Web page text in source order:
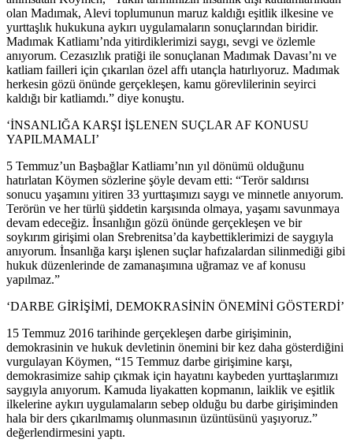
olan Madımak, Alevi toplumunun maruz kaldığı eşitlik ilkesine ve
yurttaşlık hukukuna aykırı uygulamaların sonuçlarından biridir.
Madımak Katliamı’nda yitirdiklerimizi saygı, sevgi ve özlemle
anıyorum. Cezasızlık pratiği ile sonuçlanan Madımak Davası’nı ve
katliam failleri için çıkarılan özel affı utançla hatırlıyoruz. Madımak
herkesin gözü önünde gerçekleşen, kamu görevlilerinin seyirci
kaldığı bir katliamdı.” diye konuştu.
‘İNSANLIĞA KARŞI İŞLENEN SUÇLAR AF KONUSU
YAPILMAMALI’
5 Temmuz’un Başbağlar Katliamı’nın yıl dönümü olduğunu
hatırlatan Köymen sözlerine şöyle devam etti: “Terör saldırısı
sonucu yaşamını yitiren 33 yurttaşımızı saygı ve minnetle anıyorum.
Terörün ve her türlü şiddetin karşısında olmaya, yaşamı savunmaya
devam edeceğiz. İnsanlığın gözü önünde gerçekleşen ve bir
soykırım girişimi olan Srebrenitsa’da kaybettiklerimizi de saygıyla
anıyorum. İnsanlığa karşı işlenen suçlar hafızalardan silinmediği gibi
hukuk düzenlerinde de zamanaşımına uğramaz ve af konusu
yapılmaz.”
‘DARBE GİRİŞİMİ, DEMOKRASİNİN ÖNEMİNİ GÖSTERDİ’
15 Temmuz 2016 tarihinde gerçekleşen darbe girişiminin,
demokrasinin ve hukuk devletinin önemini bir kez daha gösterdiğini
vurgulayan Köymen, “15 Temmuz darbe girişimine karşı,
demokrasimize sahip çıkmak için hayatını kaybeden yurttaşlarımızı
saygıyla anıyorum. Kamuda liyakatten kopmanın, laiklik ve eşitlik
ilkelerine aykırı uygulamaların sebep olduğu bu darbe girişiminden
hala bir ders çıkarılmamış olunmasının üzüntüsünü yaşıyoruz.”
değerlendirmesini yaptı.